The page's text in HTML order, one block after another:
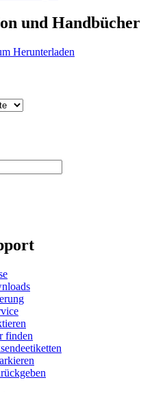
und Handbücher
Herunterladen
finden